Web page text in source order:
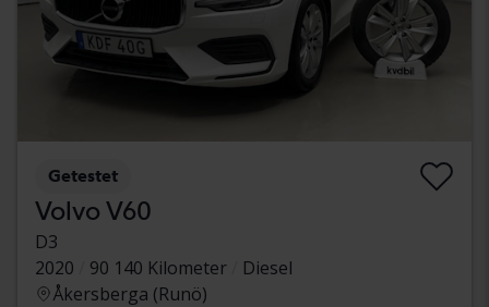
Getestet
Volvo V60
D3
2020
90 140 Kilometer
Diesel
Åkersberga (Runö)